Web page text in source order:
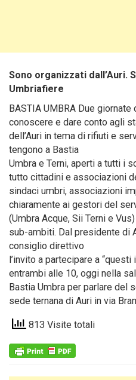
Sono organizzati dall’Auri.
Umbriafiere
BASTIA UMBRA Due
conoscere e dare conto agli
dell’Auri in tema di rifiuti e
tengono a Bastia
Umbra e Terni, aperti a tutti i
tutto cittadini e associazioni
sindaci umbri, associazioni
chiaramente ai gestori del
(Umbra Acque, Sii Terni e
sub-ambiti. Dal presidente di
consiglio direttivo
l’invito a partecipare a
entrambi alle 10, oggi nella
Bastia Umbra per parlare del
sede ternana di Auri in via
813 Visite totali